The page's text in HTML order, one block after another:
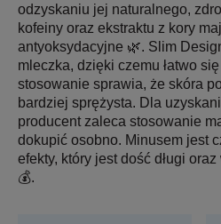
odzyskaniu jej naturalnego,
kofeiny oraz ekstraktu z kory
antyoksydacyjne 🌿. Slim
mleczka, dzięki czemu łatwo
stosowanie sprawia, że skóra
bardziej sprężysta. Dla
producent zaleca stosowanie
dokupić osobno. Minusem jest
efekty, który jest dość długi
💰.